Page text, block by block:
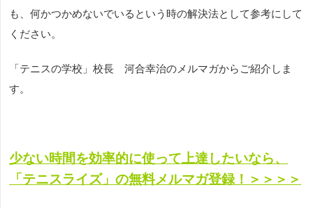
も、何かつかめないでいるという時の解決法として参考にして
ください。
「テニスの学校」校長 河合幸治のメルマガからご紹介しま
す。
少ない時間を効率的に使って上達したいなら、
「テニスライズ」の無料メルマガ登録！＞＞＞＞